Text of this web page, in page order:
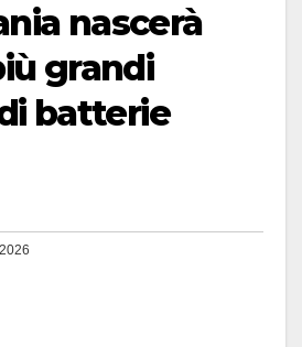
nascerà
grandi
batterie